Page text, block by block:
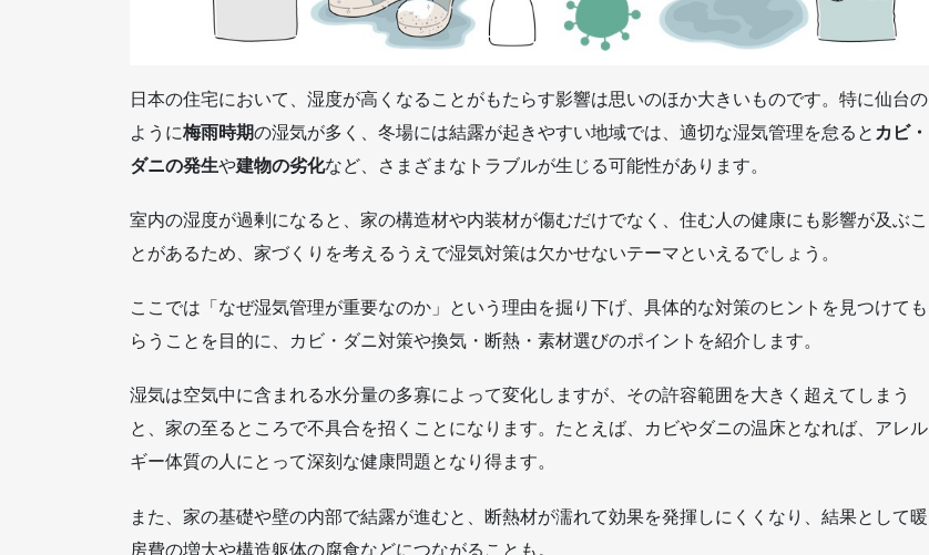
日本の住宅において、湿度が高くなることがもたらす影響は思いのほか大きいものです。特に仙台の
ように梅雨時期の湿気が多く、冬場には結露が起きやすい地域では、適切な湿気管理を怠ると カビ・
ダニの発生や建物の劣化など、さまざまなトラブルが生じる可能性があります。
室内の湿度が過剰になると、家の構造材や内装材が傷むだけでなく、住む人の健康にも影響が及ぶこ
とがあるため、家づくりを考えるうえで湿気対策は欠かせないテーマといえるでしょう。
ここでは「なぜ湿気管理が重要なのか」という理由を掘り下げ、具体的な対策のヒントを見つけても
らうことを目的に、カビ・ダニ対策や換気・断熱・素材選びのポイントを紹介します。
湿気は空気中に含まれる水分量の多寡によって変化しますが、その許容範囲を大きく超えてしまう
と、家の至るところで不具合を招くことになります。たとえば、カビやダニの温床となれば、アレル
ギー体質の人にとって深刻な健康問題となり得ます。
また、家の基礎や壁の内部で結露が進むと、断熱材が濡れて効果を発揮しにくくなり、結果として暖
房費の増大や構造躯体の腐食などにつながることも。